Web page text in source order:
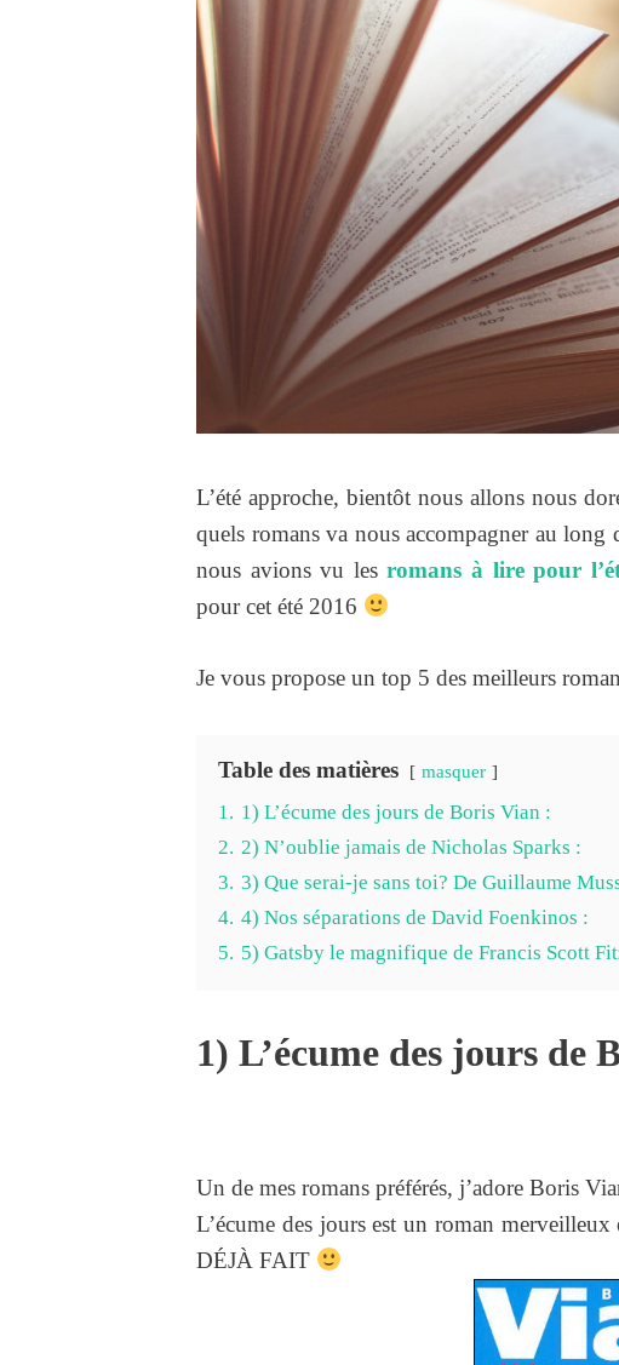
L’été approche, bientôt nous allons nous
quels romans va nous accompagner au long
nous avions vu lesromans à lire pour
pour cet été 2016
Je vous propose un top 5 des meilleurs
Table des matières masquer
1. 1) L’écume des jours de Boris Vian :
2. 2) N’oublie jamais de Nicholas Sparks :
3. 3) Que serai-je sans toi? De Guillaume
4. 4) Nos séparations de David Foenkinos :
5. 5) Gatsby le magnifique de Francis Scott
1) L’écume des jours de
Un de mes romans préférés, j’adore Boris
L’écume des jours est un roman
DÉJÀ FAIT